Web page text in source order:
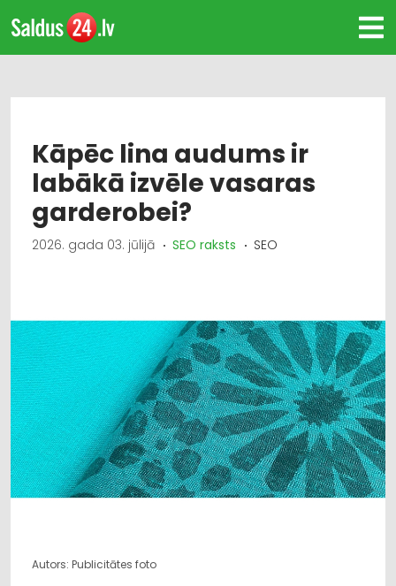
Kāpēc lina audums ir
labākā izvēle vasaras
garderobei?
2026. gada 03. jūlijā SEO raksts SEO
Autors: Publicitātes foto